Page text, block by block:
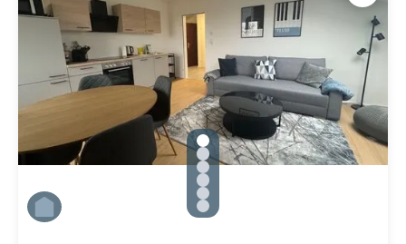
gallery.slide_selector
Zu Slide 1 wechseln
Zu Slide 2 wechseln
Zu Slide 3 wechseln
Zu Slide 4 wechseln
Zu Slide 5 wechseln
Zu Slide 6 wechseln